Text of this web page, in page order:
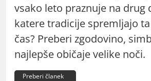
vsako leto praznuje na drug
katere tradicije spremljajo
čas? Preberi zgodovino,
najlepše običaje velike noči.
Preberi članek